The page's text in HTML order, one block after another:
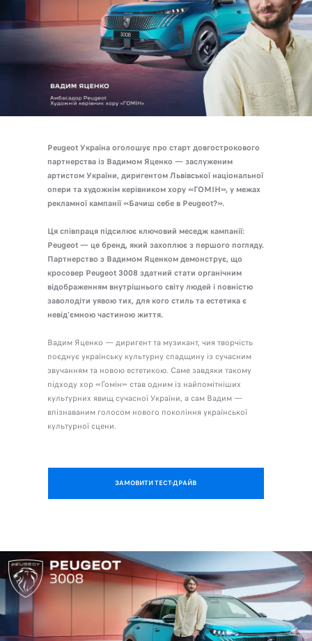
Peugeot Україна оголошує про старт довгострокового
партнерства із Вадимом Яценко — заслуженим
артистом України, диригентом Львівської національної
опери та художнім керівником хору «ГОМІН», у межах
рекламної кампанії «Бачиш себе в Peugeot?».
Ця співпраця підсилює ключовий меседж кампанії:
Peugeot — це бренд, який захоплює з першого погляду.
Партнерство з Вадимом Яценком демонструє, що
кросовер Peugeot 3008 здатний стати органічним
відображенням внутрішнього світу людей і повністю
заволодіти уявою тих, для кого стиль та естетика є
невід'ємною частиною життя.
Вадим Яценко — диригент та музикант, чия творчість
поєднує українську культурну спадщину із сучасним
звучанням та новою естетикою. Саме завдяки такому
підходу хор «Гомін» став одним із найпомітніших
культурних явищ сучасної України, а сам Вадим —
впізнаваним голосом нового покоління української
культурної сцени.
ЗАМОВИТИ ТЕСТ-ДРАЙВ